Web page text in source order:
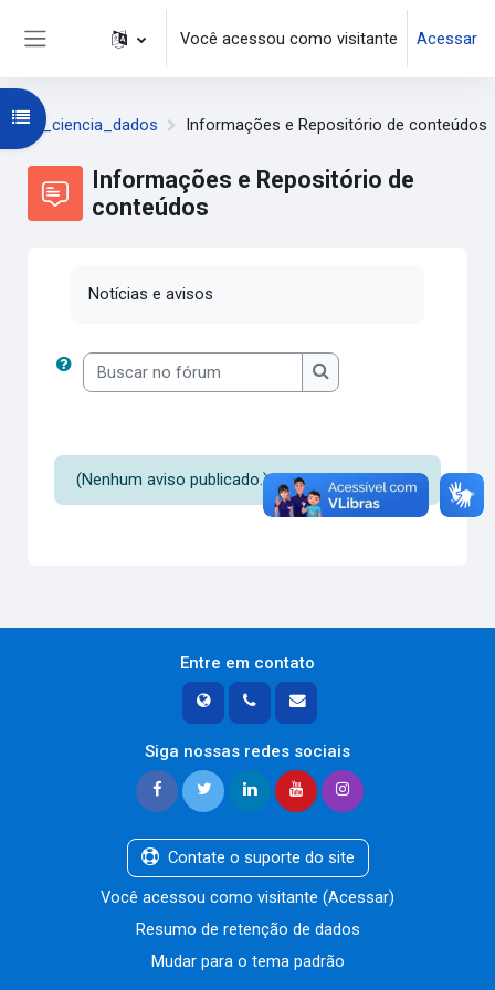
Ir para o conteúdo principal
Você acessou como visitante Acessar
gt_ciencia_dados Informações e Repositório de conteúdos
Informações e Repositório de
conteúdos
Abrir índice do curso
Notícias e avisos
Buscar no fórum
Buscar no fórum
(Nenhum aviso publicado.)
Entre em contato
Siga nossas redes sociais
Contate o suporte do site
Você acessou como visitante (Acessar)
Resumo de retenção de dados
Mudar para o tema padrão